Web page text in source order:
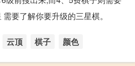
要了解你要升级的三星棋。
云顶 棋子 颜色